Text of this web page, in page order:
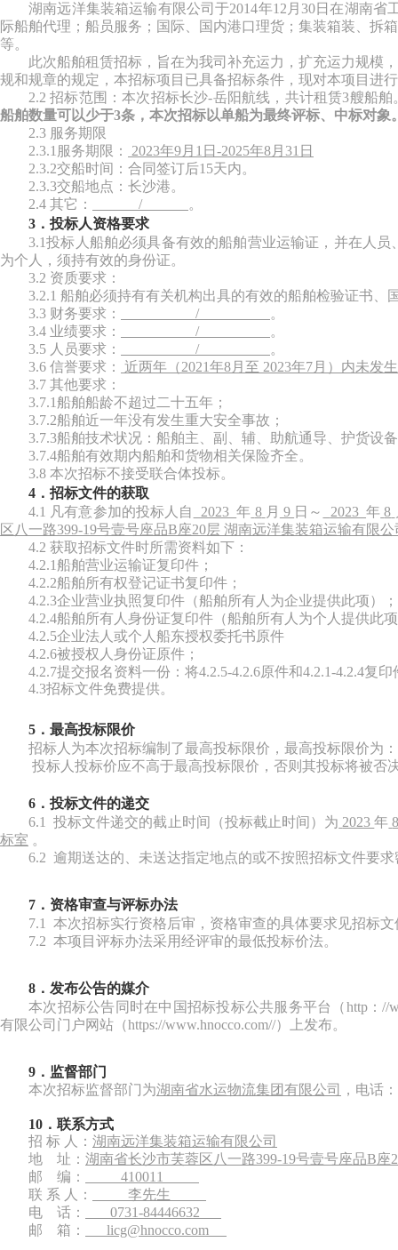
湖南远洋集装箱运输有限公司于2014年12 月 30日在湖南省
际船舶代理；船员服务；国际、国内港口理货；集装箱装、拆
等。
此次船舶租赁招标，旨在为我司补充运力，扩充运力规模
规和规章的规定，本招标项目已具备招标条件，现对本项目进
2.2 招标范围：本次招标长沙-岳阳航线，共计租赁3艘船舶
船舶数量可以少于3条，本次招标以单船为最终评标、中标对象
2.3 服务期限
2.3.1服务期限：
2023年9月1日-2025年8月31日
2.3.2交船时间：合同签订后1 5天内。
2.3.3交船地点：长沙港。
2.4 其它：
/
。
3．投标人资格要求
3.1投标人船舶必须具备有效的船舶营业运输证， 并在人员
为个人，须持有效的身份证。
3.2 资质要求：
3.2.1 船舶必须持有有关机构出具的有效的船舶检验证书
3.3 财务要求：
/
。
3.4 业绩要求：
/
。
3.5 人员要求： /
。
3.6 信誉要求：
近两年（2021年8月 至 2023年7月）内未发
3.7 其他要求：
3.7.1船舶船龄不超过二十五年；
3.7.2船舶近一年没有发生重大安全事故 ；
3.7.3船舶技术状况：船舶主、副、辅、助航通导、护货设
3.7.4船舶有效期内船舶和货物相关保险齐全。
3.8 本次招标不接受联合体投标。
4．招标文件的获取
4.1 凡有意参加的投标人 自 2023年 8 月 9 日～ 2023年 8
区八一路399-19号壹号座品B座20层 湖南远洋集装箱运输有限公
4.2 获取招标文件时所需资料如下：
4.2.1船舶营业运输证复印件；
4.2.2船舶所有权登记证书复印件；
4.2.3企业营业执照复印件（船舶所有人为企业提供此项）；
4.2.4船舶所有人身份证复印件（船舶所有人为个人提供此
4.2.5企业法人或个人船东授权委托书原件
4.2.6被授权人身份证原件；
4.2.7提交报名资料一份：将4.2.5-4.2.6原件和4.2.1-4.2.4复
4.3招标文件免费提供。
5．最高投标限价
招标人为本次招标编制了最高投标限价，最高投标限价为：
投标人投标价应不高于最高投标限价，否则其投标将被否
6．投标文件的递交
6.1 投标文件递交的截止时间（投标截止时间） 为 2023年
标室 。
6.2 逾期送达的、未送达指定地点的或不按照招标文件要
7．资格审查与评标办法
7.1 本次招标实行资格后审，资格审查的具体要求见招标文
7.2 本项目评标办法采用经评审的最低投标价法。
8．发布公告的媒介
本次招标公告同时在中国招标投标公共服务平台（http：//
有限公司门户网站（https://www.hnocco.com//） 上发布。
9．监督部门
本次招标监督部门为湖南省水运物流集团有限公司 ，电话：
10． 联系方式
招 标 人： 湖南远洋集装箱运输有限公司
地
址： 湖南省长沙市芙蓉区八一路399-19号壹号座品B座
邮
编：
410011
联 系 人： 李先生
电
话： 0731-84446632
邮
箱： licg@hnocco.com